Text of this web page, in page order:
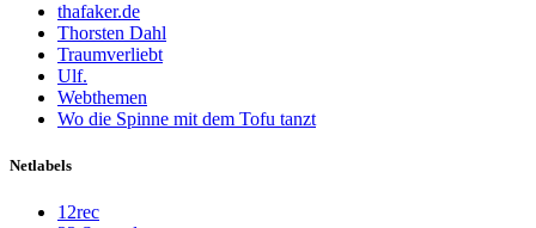
thafaker.de
Thorsten Dahl
Traumverliebt
Ulf.
Webthemen
Wo die Spinne mit dem Tofu tanzt
Netlabels
12rec